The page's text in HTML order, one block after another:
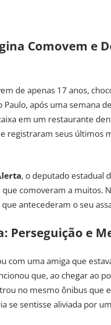
Comovem e
de apenas 17 anos,
após uma semana
em um restaurante
registraram seus últimos
, o deputado estadual
comoveram a muitos.
antecederam o seu
Perseguição e
com uma amiga que
que, ao chegar ao
no mesmo ônibus que
se sentisse aliviada por